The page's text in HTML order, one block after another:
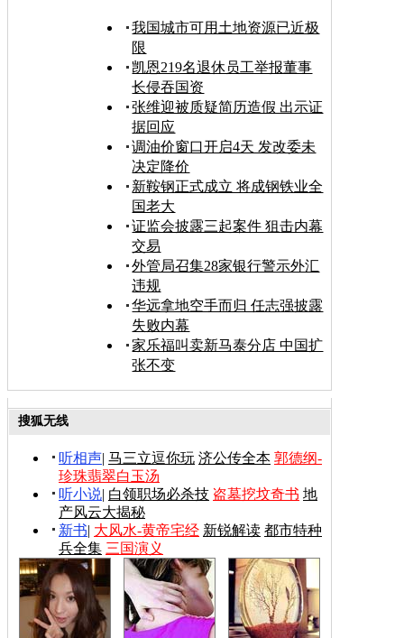
我国城市可用土地资源已近极
限
凯恩219名退休员工举报董事
长侵吞国资
张维迎被质疑简历造假 出示证
据回应
调油价窗口开启4天 发改委未
决定降价
新鞍钢正式成立 将成钢铁业全
国老大
证监会披露三起案件 狙击内幕
交易
外管局召集28家银行警示外汇
违规
华远拿地空手而归 任志强披露
失败内幕
家乐福叫卖新马泰分店 中国扩
张不变
搜狐无线
听相声| 马三立逗你玩 济公传全本 郭德纲-
珍珠翡翠白玉汤
听小说| 白领职场必杀技 盗墓挖坟奇书 地
产风云大揭秘
新书| 大风水-黄帝宅经 新锐解读 都市特种
兵全集 三国演义